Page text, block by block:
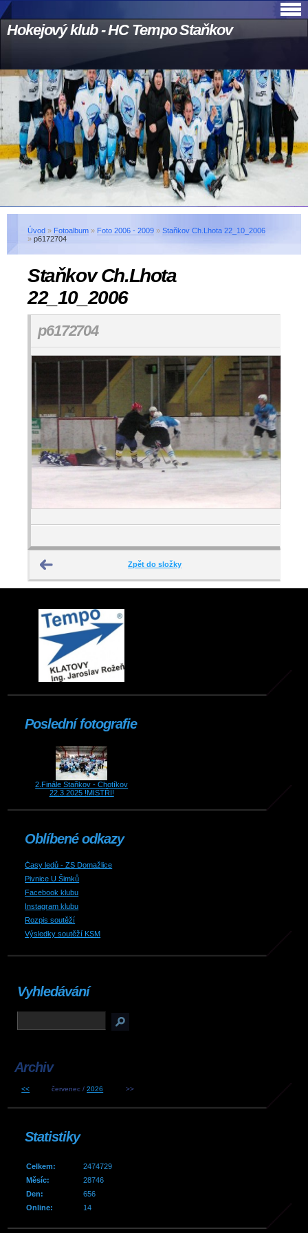
Hokejový klub - HC Tempo Staňkov
Úvod » Fotoalbum » Foto 2006 - 2009 » Staňkov Ch.Lhota 22_10_2006
» p6172704
Staňkov Ch.Lhota
22_10_2006
p6172704
Zpět do složky
Poslední fotografie
2.Finále Staňkov - Chotíkov
22.3.2025 !MISTŘI!
Oblíbené odkazy
Časy ledů - ZS Domažlice
Pivnice U Šimků
Facebook klubu
Instagram klubu
Rozpis soutěží
Výsledky soutěží KSM
Vyhledávání
Archiv
<< červenec /2026 >>
Statistiky
Online: 14
Celkem:
2474729
Měsíc:
28746
Den:
656